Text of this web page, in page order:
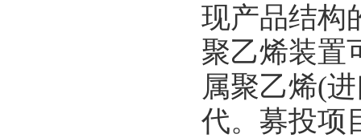
现产品结构
聚乙烯装置
属聚乙烯(
代。募投项